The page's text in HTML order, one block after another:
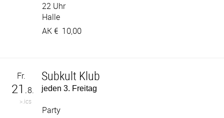
22 Uhr
Halle
AK € 10,00
Fr.
21.8.
>.ics
Subkult Klub
jeden 3. Freitag
Party